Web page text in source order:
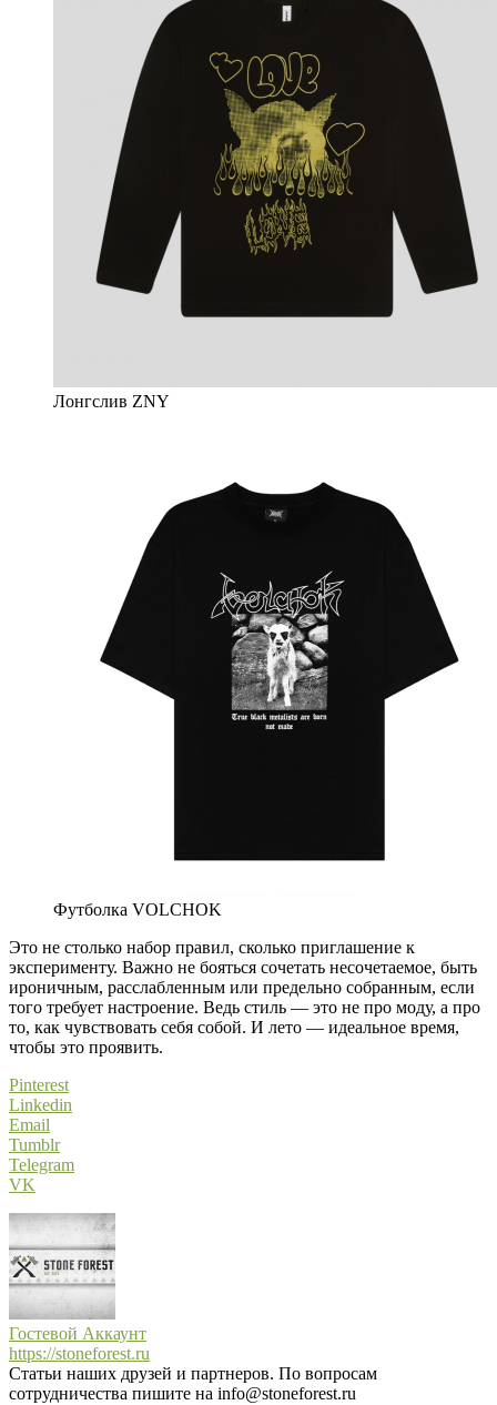
Лонгслив ZNY
Футболка VOLCHOK
Это не столько набор правил, сколько приглашение к
эксперименту. Важно не бояться сочетать несочетаемое, быть
ироничным, расслабленным или предельно собранным, если
того требует настроение. Ведь стиль — это не про моду, а про
то, как чувствовать себя собой. И лето — идеальное время,
чтобы это проявить.
Pinterest
Linkedin
Email
Tumblr
Telegram
VK
Гостевой Аккаунт
https://stoneforest.ru
Статьи наших друзей и партнеров. По вопросам
сотрудничества пишите на info@stoneforest.ru